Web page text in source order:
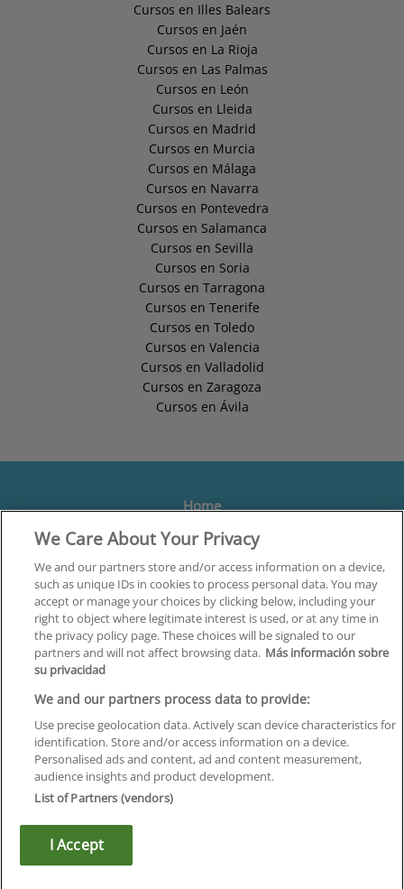
Cursos en Illes Balears
Cursos en Jaén
Cursos en La Rioja
Cursos en Las Palmas
Cursos en León
Cursos en Lleida
Cursos en Madrid
Cursos en Murcia
Cursos en Málaga
Cursos en Navarra
Cursos en Pontevedra
Cursos en Salamanca
Cursos en Sevilla
Cursos en Soria
Cursos en Tarragona
Cursos en Tenerife
Cursos en Toledo
Cursos en Valencia
Cursos en Valladolid
Cursos en Zaragoza
Cursos en Ávila
Home
Formación
Centros
Orientación
Quiénes somos
Contacta
Aviso Legal
Política de Privacidad
Política de Cookies
Canal Ético
We Care About Your Privacy
We and our partners store and/or access information on a device,
such as unique IDs in cookies to process personal data. You may
accept or manage your choices by clicking below, including your
right to object where legitimate interest is used, or at any time in
the privacy policy page. These choices will be signaled to our
partners and will not affect browsing data. Más información sobre
su privacidad
We and our partners process data to provide:
Use precise geolocation data. Actively scan device characteristics for
identification. Store and/or access information on a device.
Personalised ads and content, ad and content measurement,
audience insights and product development.
List of Partners (vendors)
I Accept